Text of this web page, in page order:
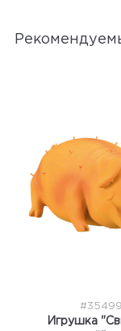
#35499
Игрушка